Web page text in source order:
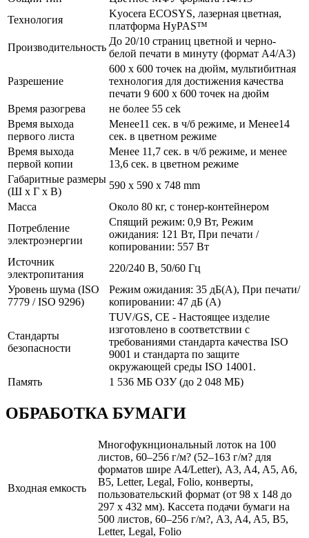
Технология
Kyocera ECOSYS, лазерная цветная,
платформа HyPAS™
Производительность
До 20/10 страниц цветной и черно-
белой печати в минуту (формат А4/А3)
Разрешение
600 x 600 точек на дюйм, мультибитная
технология для достижения качества
печати 9 600 х 600 точек на дюйм
Время разогрева
не более 55 сek
Время выхода
первого листа
Менее11 сек. в ч/б режиме, и Менее14
сек. в цветном режиме
Время выхода
первой копии
Менее 11,7 сек. в ч/б режиме, и менее
13,6 сек. в цветном режиме
Габаритные размеры
(Ш x Г x В)
590 x 590 x 748 mm
Масса
Около 80 кг, с тонер-контейнером
Потребление
электроэнергии
Спящий режим: 0,9 Вт, Режим
ожидания: 121 Вт, При печати /
копировании: 557 Вт
Источник
электропитания
220/240 В, 50/60 Гц
Уровень шума (ISO
7779 / ISO 9296)
Режим ожидания: 35 дБ(А), При печати/
копировании: 47 дБ (А)
Стандарты
безопасности
TUV/GS, CE - Настоящее изделие
изготовлено в соответствии с
требованиями стандарта качества ISO
9001 и стандарта по защите
окружающей среды ISO 14001.
Память
1 536 МБ ОЗУ (до 2 048 МБ)
ОБРАБОТКА БУМАГИ
Входная емкость
Многофукнциональный лоток на 100
листов, 60–256 г/м? (52–163 г/м? для
форматов шире A4/Letter), A3, A4, A5, A6,
B5, Letter, Legal, Folio, конверты,
пользовательский формат (от 98 x 148 до
297 x 432 мм). Кассета подачи бумаги на
500 листов, 60–256 г/м?, A3, A4, A5, B5,
Letter, Legal, Folio